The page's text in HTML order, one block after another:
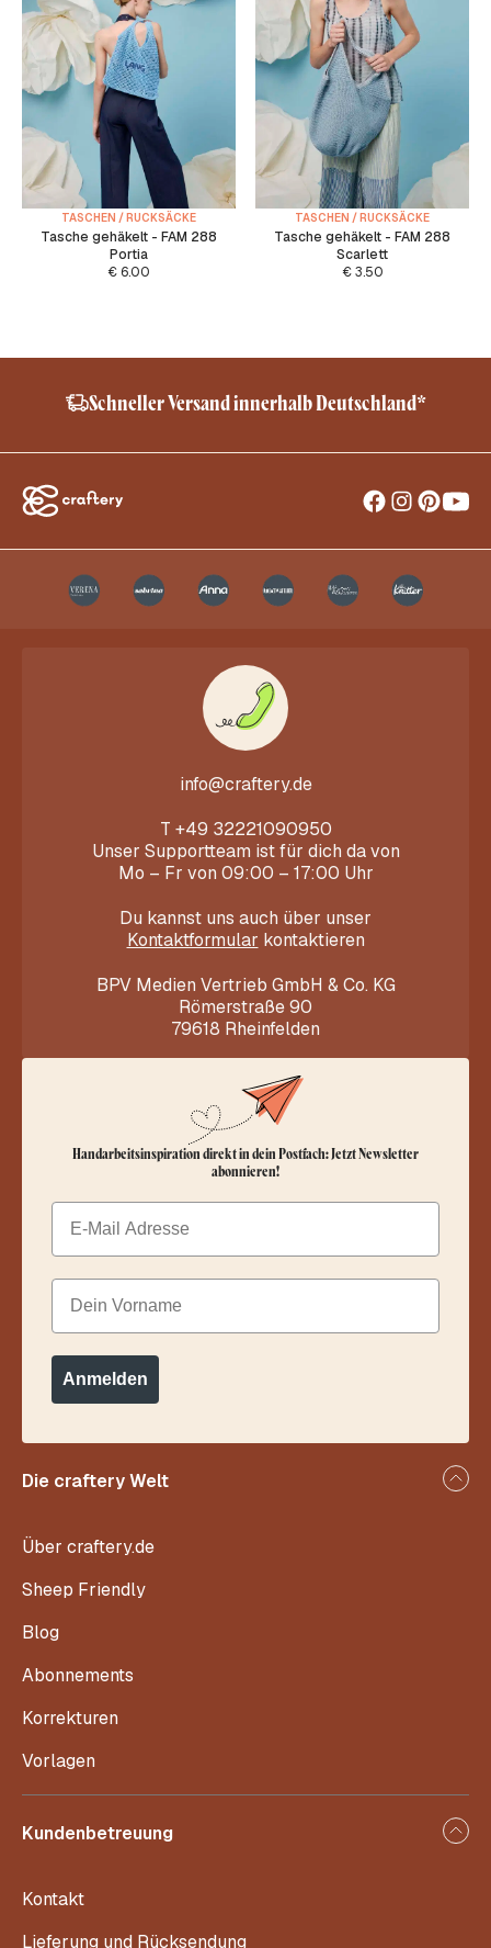
TASCHEN / RUCKSÄCKE
Tasche gehäkelt - FAM 288
Portia
€ 6.00
TASCHEN / RUCKSÄCKE
Tasche gehäkelt - FAM 288
Scarlett
€3.50
Schneller Versand innerhalb Deutschland*
info@craftery.de
T +49 32221090950
Unser Supportteam ist für dich da von
Mo – Fr von 09:00 – 17:00 Uhr
Du kannst uns auch über unser
Kontaktformular kontaktieren
BPV Medien Vertrieb GmbH & Co. KG
Römerstraße 90
79618 Rheinfelden
Die craftery Welt
Über craftery.de
Sheep Friendly
Blog
Abonnements
Korrekturen
Vorlagen
Kundenbetreuung
Kontakt
Lieferung und Rücksendung
Handarbeitsinspiration direkt in dein Postfach: Jetzt Newsletter
abonnieren!
Email
Dein Vorname
Anmelden